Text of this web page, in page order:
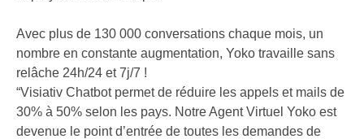
Avec plus de 130 000 conversations chaque mois, un
nombre en constante augmentation, Yoko travaille sans
relâche 24h/24 et 7j/7 !
“Visiativ Chatbot permet de réduire les appels et mails de
30% à 50% selon les pays. Notre Agent Virtuel Yoko est
devenue le point d’entrée de toutes les demandes de